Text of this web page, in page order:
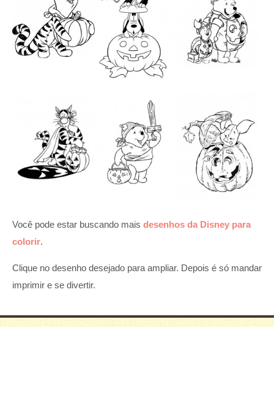
Você pode estar buscando mais desenhos da Disney para
colorir.
Clique no desenho desejado para ampliar. Depois é só mandar
imprimir e se divertir.